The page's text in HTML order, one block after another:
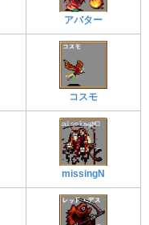
アバター
コスモ
missingN